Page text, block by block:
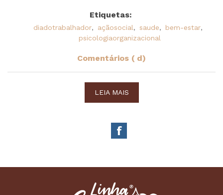
Etiquetas:
diadotrabalhador, açãosocial, saude, bem-estar,
psicologiaorganizacional
Comentários ( d)
LEIA MAIS